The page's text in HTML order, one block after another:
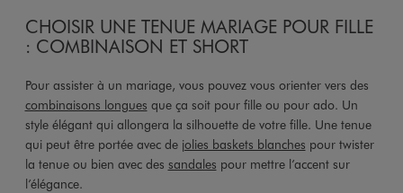
CHOISIR UNE TENUE MARIAGE POUR FILLE
: COMBINAISON ET SHORT
Pour assister à un mariage, vous pouvez vous orienter vers des
combinaisons longues que ça soit pour fille ou pour ado. Un
style élégant qui allongera la silhouette de votre fille. Une tenue
qui peut être portée avec de jolies baskets blanches pour twister
la tenue ou bien avec des sandales pour mettre l’accent sur
l’élégance.